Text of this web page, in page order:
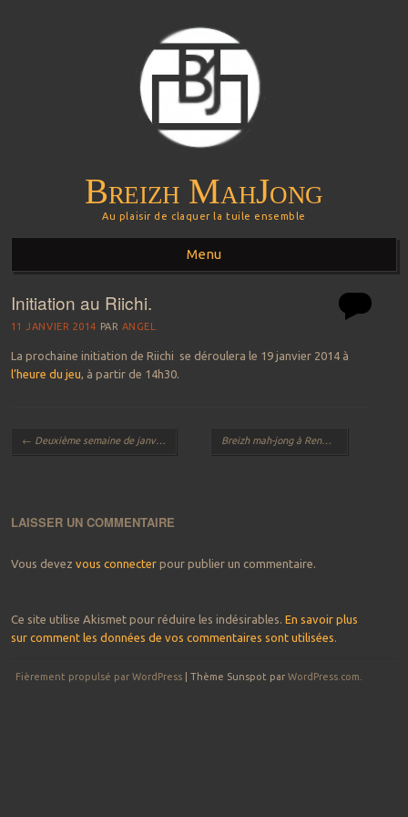
Breizh MahJong
Au plaisir de claquer la tuile ensemble
Menu
Aller au contenu principal
Initiation au Riichi.
11 JANVIER 2014 PAR ANGEL.
La prochaine initiation de Riichi se déroulera le 19 janvier 2014 à
l’heure du jeu , à partir de 14h30.
Navigation des articles
← Deuxième semaine de janvier Breizh mah-jong à Rennes !
LAISSER UN COMMENTAIRE
Vous devez vous connecterpour publier un commentaire.
Ce site utilise Akismet pour réduire les indésirables. En savoir plus
sur comment les données de vos commentaires sont utilisées
Fièrement propulsé par WordPress |Thème Sunspot parWordPress.com